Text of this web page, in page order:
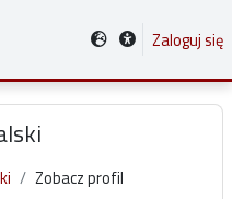
Zaloguj się
Zobacz profil